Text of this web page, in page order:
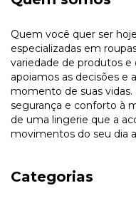
Quem você quer ser
especializadas em
variedade de produtos e
apoiamos as decisões e
momento de suas
segurança e conforto à
de uma lingerie que a
movimentos do seu dia
Categorias